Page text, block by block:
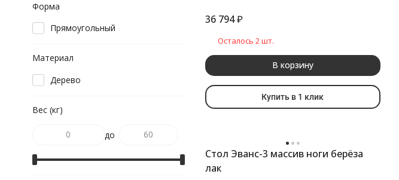
36 794 ₽
Осталось 2 шт.
В корзину
Купить в 1 клик
Стол Эванс-3 массив ноги берёза
лак
Форма
Прямоугольный
Материал
Дерево
Вес (кг)
до